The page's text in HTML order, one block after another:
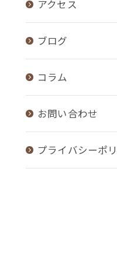
アクセス
ブログ
コラム
お問い合わせ
プライバシーポ